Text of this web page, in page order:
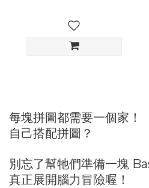
每塊拼圖都需要一個家！
自己搭配拼圖？
別忘了幫牠們準備一塊
真正展開腦力冒險喔！